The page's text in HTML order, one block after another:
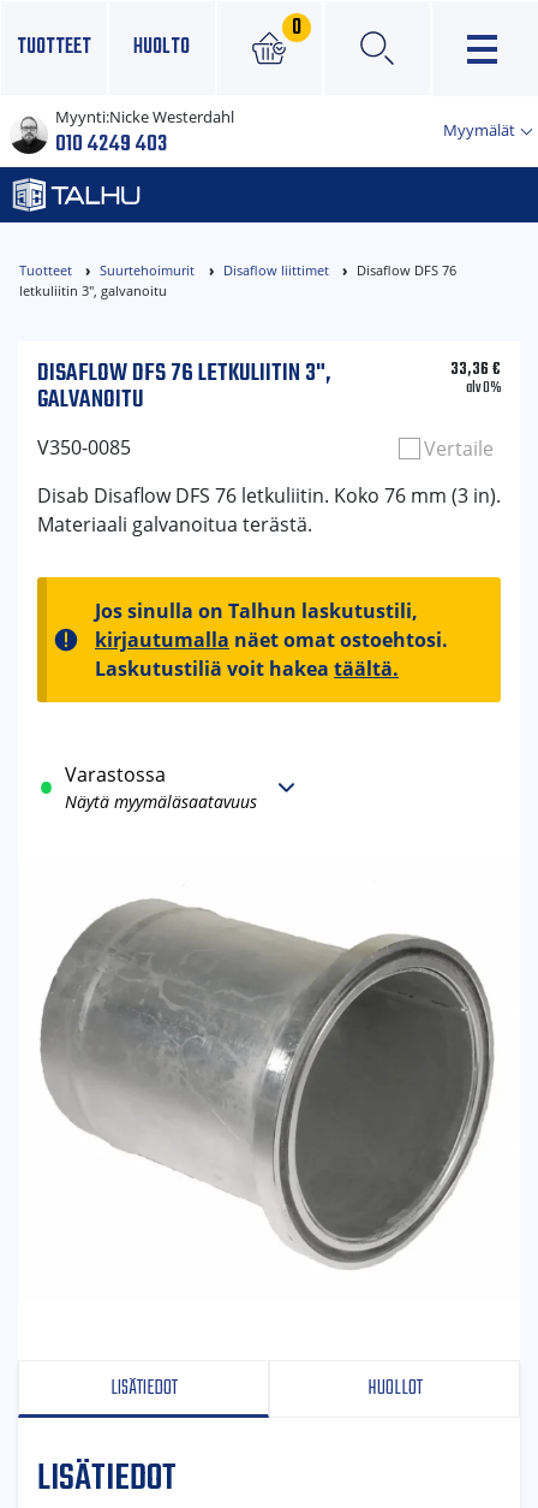
TUOTTEET HUOLTO
0
×
Myynti:Nicke Westerdahl
010 4249 403 Myymälät
Tuotteet Suurtehoimurit Disaflow liittimet
Disaflow DFS 76
letkuliitin 3", galvanoitu
DISAFLOW DFS 76 LETKULIITIN 3",
GALVANOITU
33,36€
alv 0%
V350-0085
Vertaile
Disab Disaflow DFS 76 letkuliitin. Koko 76 mm (3 in).
Materiaali galvanoitua terästä.
Jos sinulla on Talhun laskutustili,
kirjautumalla näet omat ostoehtosi.
Laskutustiliä voit hakea täältä.
Varastossa
Näytä myymäläsaatavuus
LISÄTIEDOT HUOLLOT
LISÄTIEDOT